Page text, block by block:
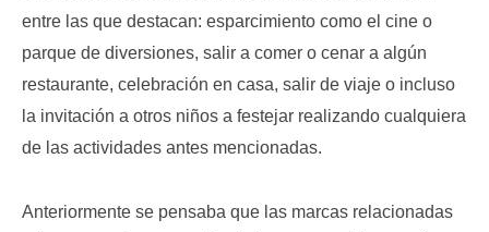
entre las que destacan: esparcimiento como el cine o
parque de diversiones, salir a comer o cenar a algún
restaurante, celebración en casa, salir de viaje o incluso
la invitación a otros niños a festejar realizando cualquiera
de las actividades antes mencionadas.
Anteriormente se pensaba que las marcas relacionadas